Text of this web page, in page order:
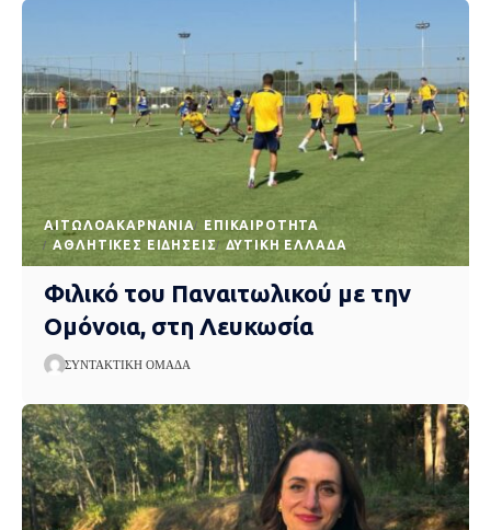
AΙΤΩΛΟΑΚΑΡΝΑΝΊΑ
EΠΙΚΑΙΡΌΤΗΤΑ
ΑΘΛΗΤΙΚΈΣ ΕΙΔΉΣΕΙΣ
ΔΥΤΙΚΉ ΕΛΛΆΔΑ
Φιλικό του Παναιτωλικού με την
Ομόνοια, στη Λευκωσία
ΣΥΝΤΑΚΤΙΚΉ ΟΜΆΔΑ